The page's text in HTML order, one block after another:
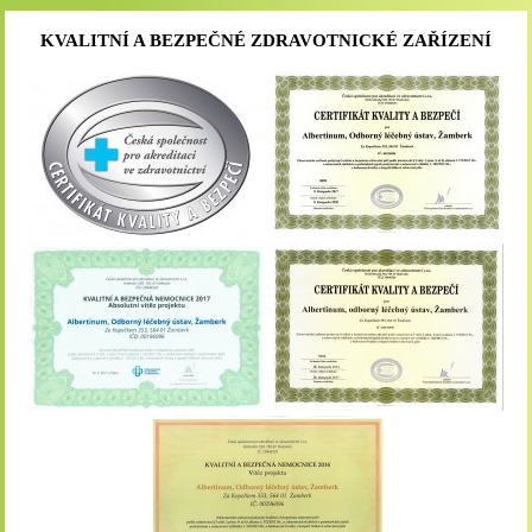
KVALITNÍ A BEZPEČNÉ ZDRAVOTNICKÉ ZAŘÍZENÍ